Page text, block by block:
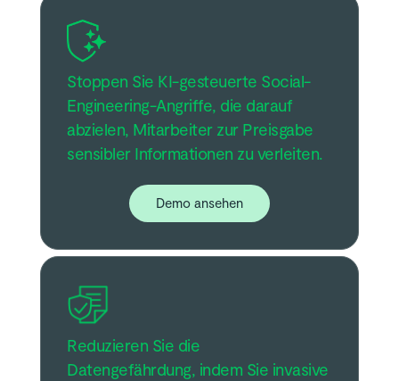
Stoppen Sie KI-gesteuerte Social-
Engineering-Angriffe, die darauf
abzielen, Mitarbeiter zur Preisgabe
sensibler Informationen zu verleiten.
Demo ansehen
Reduzieren Sie die
Datengefährdung, indem Sie invasive